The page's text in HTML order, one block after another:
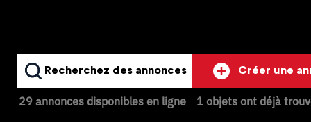
Recherchez des annonces
29 annonces disponibles en ligne
Créer une
1 objets ont déjà